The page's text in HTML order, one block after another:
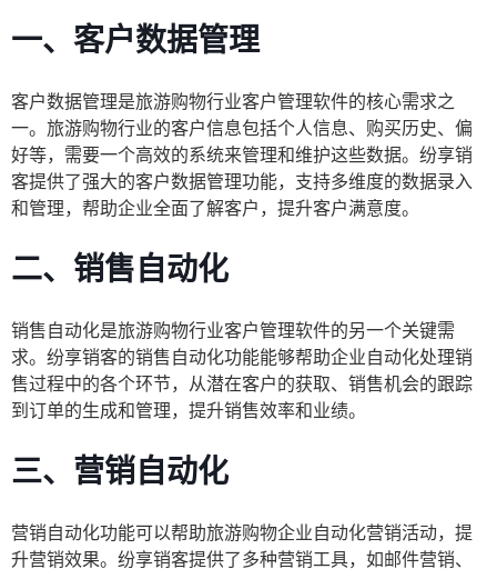
一、 客户数据管理
客户数据管理是旅游购物行业客户管理软件的核心需求之
一。旅游购物行业的客户信息包括个人信息、购买历史、偏
好等，需要一个高效的系统来管理和维护这些数据。纷享销
客提供了强大的客户数据管理功能，支持多维度的数据录入
和管理，帮助企业全面了解客户，提升客户满意度。
二、 销售自动化
销售自动化是旅游购物行业客户管理软件的另一个关键需
求。纷享销客的销售自动化功能能够帮助企业自动化处理销
售过程中的各个环节，从潜在客户的获取、销售机会的跟踪
到订单的生成和管理，提升销售效率和业绩。
三、 营销自动化
营销自动化功能可以帮助旅游购物企业自动化营销活动，提
升营销效果。纷享销客提供了多种营销工具，如邮件营销、